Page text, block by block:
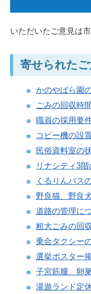
いただいたご意見は
寄せられた
かのやばら園
ごみの回収時
職員の採用要
コピー機の設
民俗資料室の
リナシティ3
くるりんバス
野良猫、野良
道路の管理に
粗大ごみの回
乗合タクシー
選挙ポスター
子宮筋腫、卵
湯遊ランド定